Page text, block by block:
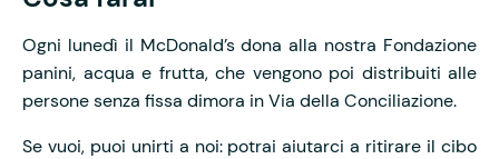
Ogni lunedì il McDonald’s dona alla nostra Fondazione
panini, acqua e frutta, che vengono poi distribuiti alle
persone senza fissa dimora in Via della Conciliazione.
Se vuoi, puoi unirti a noi: potrai aiutarci a ritirare il cibo